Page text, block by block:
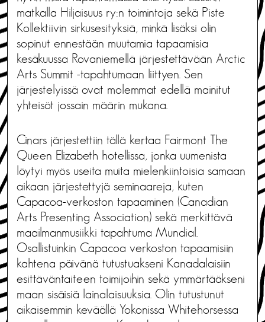
matkalla Hiljaisuus ry:n toimintoja sekä Piste
Kollektiivin sirkusesityksiä, minkä lisäksi olin
sopinut ennestään muutamia tapaamisia
kesäkuussa Rovaniemellä järjestettävään Arctic
Arts Summit -tapahtumaan liittyen. Sen
järjestelyissä ovat molemmat edellä mainitut
yhteisöt jossain määrin mukana.
Cinars järjestettiin tällä kertaa Fairmont The
Queen Elizabeth hotellissa, jonka uumenista
löytyi myös useita muita mielenkiintoisia samaan
aikaan järjestettyjä seminaareja, kuten
Capacoa-verkoston tapaaminen (Canadian
Arts Presenting Association) sekä merkittävä
maailmanmusiikki tapahtuma Mundial.
Osallistuinkin Capacoa verkoston tapaamisiin
kahtena päivänä tutustuakseni Kanadalaisiin
esittäväntaiteen toimijoihin sekä ymmärtääkseni
maan sisäisiä lainalaisuuksia. Olin tutustunut
aikaisemmin keväällä Yokonissa Whitehorsessa